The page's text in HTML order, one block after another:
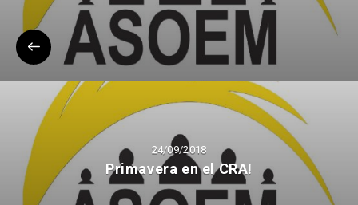
24/09/2018
Primavera en el CRA!